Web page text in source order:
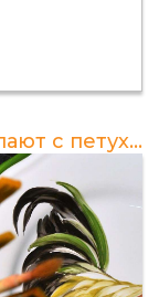
Что делают с петухами